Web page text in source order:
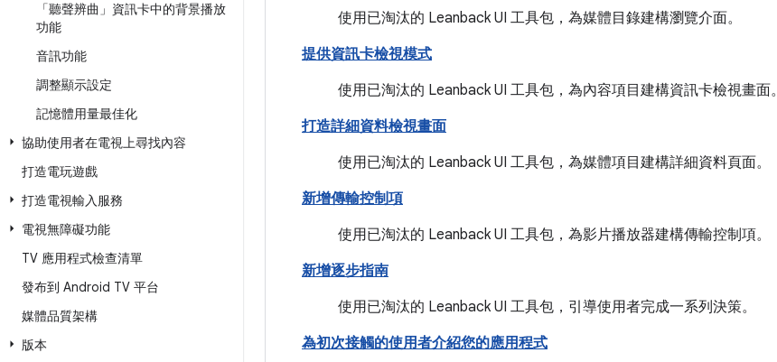
「聽聲辨曲」資訊卡中的背景播放
功能
音訊功能
調整顯示設定
記憶體用量最佳化
協助使用者在電視上尋找內容
打造電玩遊戲
打造電視輸入服務
電視無障礙功能
TV 應用程式檢查清單
發布到 Android TV 平台
媒體品質架構
版本
使用已淘汰的 Leanback UI 工具包，為媒體目錄建構瀏覽介面。
提供資訊卡檢視模式
使用已淘汰的 Leanback UI 工具包，為內容項目建構資訊卡檢視畫面。
打造詳細資料檢視畫面
使用已淘汰的 Leanback UI 工具包，為媒體項目建構詳細資料頁面。
新增傳輸控制項
使用已淘汰的 Leanback UI 工具包，為影片播放器建構傳輸控制項。
新增逐步指南
使用已淘汰的 Leanback UI 工具包，引導使用者完成一系列決策。
為初次接觸的使用者介紹您的應用程式